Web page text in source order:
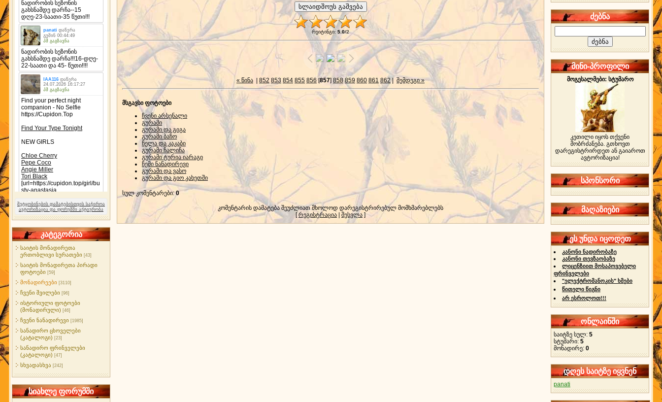
შეტყობინების დამატებისთვის საჭიროა
ავტორიზაცია და ფორუმში აქტიურობა
კატეგორია
საიტის მონადირეთა
ერთობლივი სურათები [43]
საიტის მონადირეთა პირადი
ფოტოები [59]
მონადირეები [3110]
ჩვენი შვილები [96]
ისტორიული ფოტოები
(მონადირული) [46]
ჩვენი ნანადირევი [1985]
სანადირო ცხოველები
(კატალოგი) [23]
სანადირო ფრინველები
(კატალოგი) [47]
სხვადასხვა [242]
სიახლე ფორუმში
რეიტინგი: 5.0/2
« წინა 852 853 854 855 856 [857] 858 859 860 861 862| შემდეგი »
მსგავსი ფოტოები
ჩვენი არსენალი
გურამი
გურამი და გიგა
გურამი ბაჩო
ჩელა და კაკაბი
გურამი ჩალიჩა
გურამი ტურია იარაგი
ჩემი ნანადირევი
გურამი და ვასო
გურამი და გიო კახეთში
სულ კომენტარები: 0
კომენტარის დამატება შეუძლიათ მხოლოდ დარეგისტრირებულ მომხმარებლებს
[რეგისტრაცია შესვლა ]
ძებნა
მინი-პროფილი
მოგესალმები: სტუმარო
კეთილი იყოს თქვენი
მობრძანება. გთხოვთ
დარეგისტრირდეთ ან გაიაროთ
ავტორიზაცია!
სპონსორი
მაღაზიები
ეს უნდა იცოდეთ
კანონი ნადირობაზე
კანონი თევზაობაზე
ლიცენზიით მოსაპოვებელი
ფრინველები
"ელექტრომანოკის" ხმები
წითელი წიგნი
არ ესროლოთ!!!
ონლაინში
საიტზე სულ: 5
სტუმარი: 5
მონადირე: 0
დღეს საიტზე იყვნენ
panati